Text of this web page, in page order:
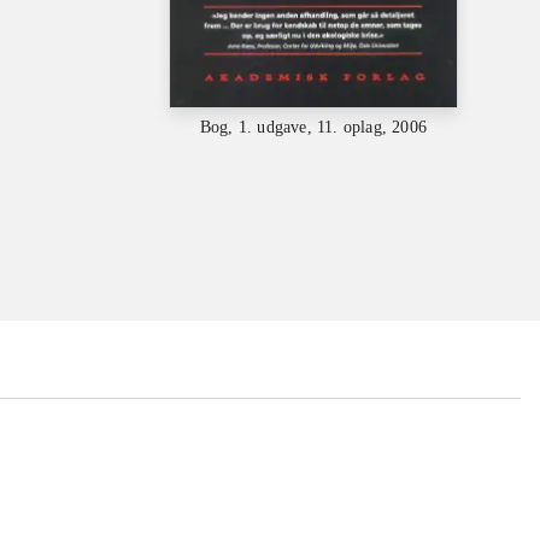
Bog, 1. udgave, 11. oplag, 2006